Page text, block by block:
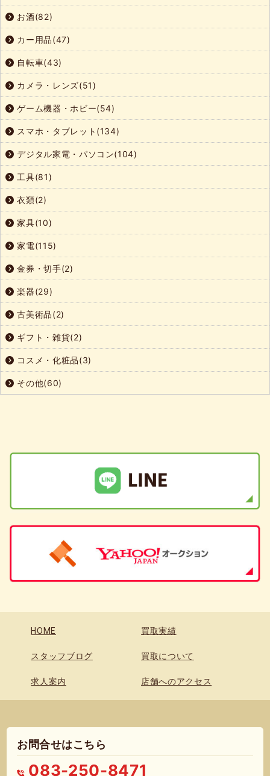
お酒(82)
カー用品(47)
自転車(43)
カメラ・レンズ(51)
ゲーム機器・ホビー(54)
スマホ・タブレット(134)
デジタル家電・パソコン(104)
工具(81)
衣類(2)
家具(10)
家電(115)
金券・切手(2)
楽器(29)
古美術品(2)
ギフト・雑貨(2)
コスメ・化粧品(3)
その他(60)
HOME 買取実績
スタッフブログ 買取について
求人案内 店舗へのアクセス
お問合せはこちら
083-250-8471